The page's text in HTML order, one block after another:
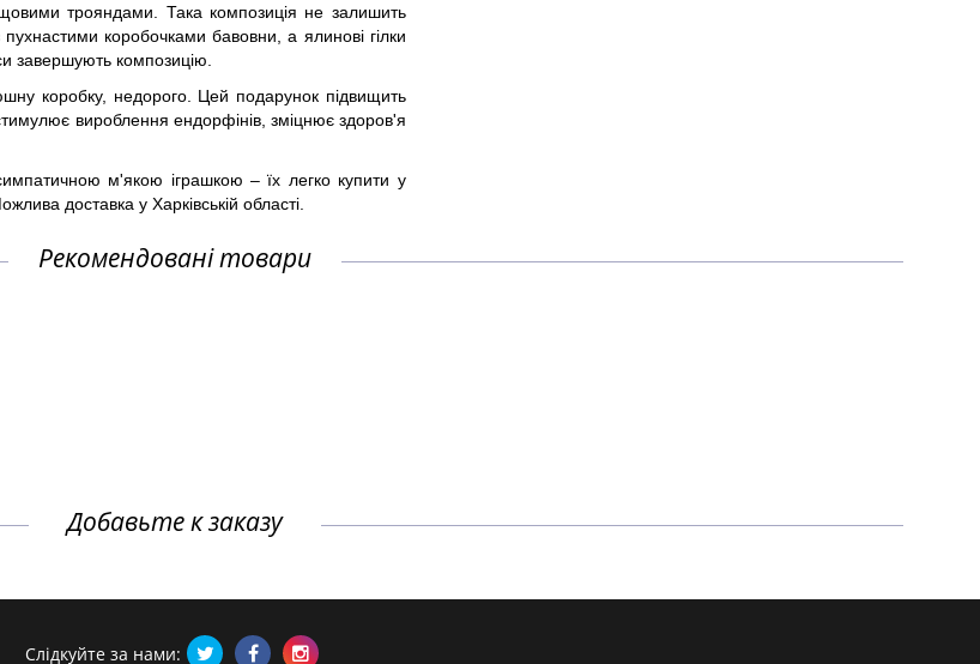
трояндами. Така композиція не залишить
коробочками бавовни, а ялинові гілки
завершують композицію.
коробку, недорого. Цей подарунок підвищить
вироблення ендорфінів, зміцнює здоров'я
м'якою іграшкою – їх легко купити у
доставка у Харківській області.
Рекомендовані товари
Добавьте к заказу
Слідкуйте за нами: